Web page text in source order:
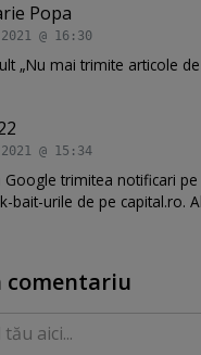
Popa
@ 16:30
„Nu mai trimite articole
@ 15:34
Google trimitea notificari
bait-urile de pe capital.ro.